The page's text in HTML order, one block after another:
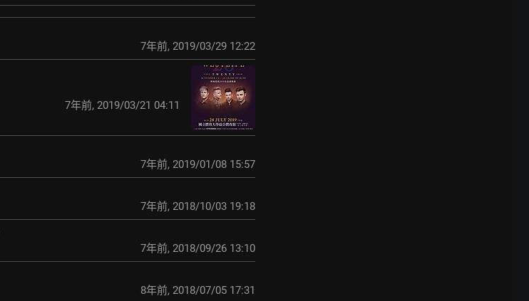
7年前, 2019/03/29 12:22
7年前, 2019/03/21 04:11
7年前, 2019/01/08 15:57
7年前, 2018/10/03 19:18
7年前, 2018/09/26 13:10
8年前, 2018/07/05 17:31